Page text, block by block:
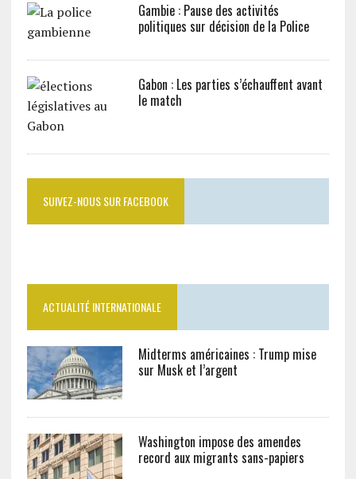
Gambie : Pause des activités
politiques sur décision de la Police
Gabon : Les parties s’échauffent avant
le match
SUIVEZ-NOUS SUR FACEBOOK
ACTUALITÉ INTERNATIONALE
Midterms américaines : Trump mise
sur Musk et l’argent
Washington impose des amendes
record aux migrants sans-papiers